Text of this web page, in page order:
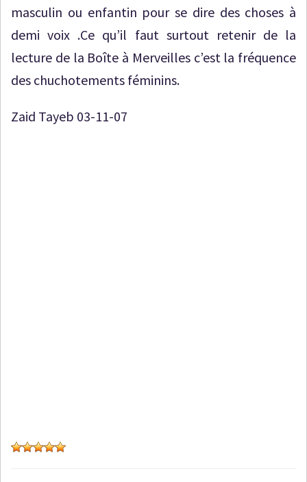
masculin ou enfantin pour se dire des choses à
demi voix .Ce qu’il faut surtout retenir de la
lecture de la Boîte à Merveilles c’est la fréquence
des chuchotements féminins.
Zaid Tayeb 03-11-07